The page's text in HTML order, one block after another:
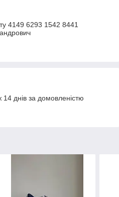
4149 6293 1542 8441
днів за домовленістю